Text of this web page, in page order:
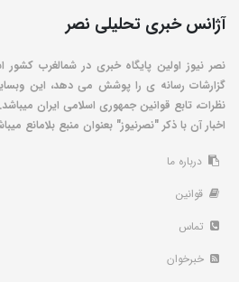
آژانس خبری تحلیلی نصر
نصر نیوز اولین پایگاه خبری در شمالغرب
گزارشات رسانه ی را پوشش می دهد، این
نظرات، تابع قوانین جمهوری اسلامی ایران
اخبار آن با ذکر "نصرنیوز" بعنوان منبع بلامانع
درباره ما
قوانین
تماس
خبرخوان